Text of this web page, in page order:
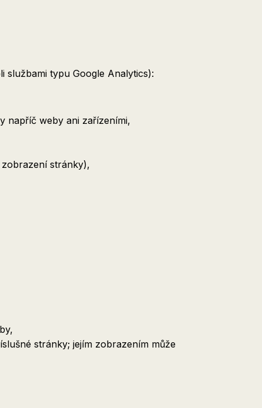
službami typu Google Analytics):
napříč weby ani zařízeními,
stránky),
stránky; jejím zobrazením může